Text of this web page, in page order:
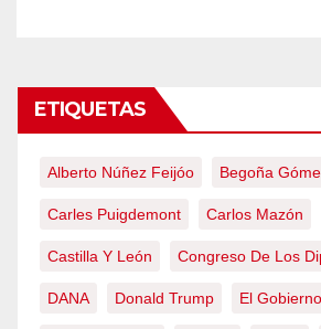
ETIQUETAS
Alberto Núñez Feijóo Begoña
Carles Puigdemont Carlos Mazón
Castilla Y León Congreso De Los
DANA Donald Trump El Gobierno